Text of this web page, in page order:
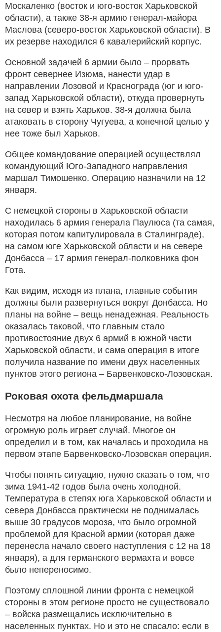
Москаленко (восток и юго-восток Харьковской
области), а также 38-я армию генерал-майора
Маслова (северо-восток Харьковской области). В
их резерве находился 6 кавалерийский корпус.
Основной задачей 6 армии было – прорвать
фронт севернее Изюма, нанести удар в
направлении Лозовой и Краснограда (юг и юго-
запад Харьковской области), откуда провернуть
на север и взять Харьков. 38-я должна была
атаковать в сторону Чугуева, а конечной целью у
нее тоже был Харьков.
Общее командование операцией осуществлял
командующий Юго-Западного направления
маршал Тимошенко. Операцию назначили на 12
января.
С немецкой стороны в Харьковской области
находилась 6 армия генерала Паулюса (та самая,
которая потом капитулировала в Сталинграде),
на самом юге Харьковской области и на севере
Донбасса – 17 армия генерал-полковника фон
Гота.
Как видим, исходя из плана, главные события
должны были развернуться вокруг Донбасса. Но
планы на войне – вещь ненадежная. Реальность
оказалась таковой, что главным стало
противостояние двух 6 армий в южной части
Харьковской области, и сама операция в итоге
получила название по имени двух населенных
пунктов этого региона – Барвенковско-Лозовская.
Роковая охота фельдмаршала
Несмотря на любое планирование, на войне
огромную роль играет случай. Многое он
определил и в том, как началась и проходила на
первом этапе Барвенковско-Лозовская операция.
Чтобы понять ситуацию, нужно сказать о том, что
зима 1941-42 годов была очень холодной.
Температура в степях юга Харьковской области и
севера Донбасса практически не поднималась
выше 30 градусов мороза, что было огромной
проблемой для Красной армии (которая даже
перенесла начало своего наступления с 12 на 18
января), а для германского вермахта и вовсе
было непереносимо.
Поэтому сплошной линии фронта с немецкой
стороны в этом регионе просто не существовало
– войска размещались исключительно в
населенных пунктах. Но и это не спасало: если в